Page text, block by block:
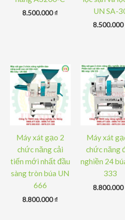
8.500.000₫
UN SA-
8.500.000
Máy xát gạo 2
chức năng cải
tiến mới nhất đầu
sàng tròn búa UN
666
8.800.000₫
Máy xát
chức năng
nghiền 24
333
8.800.000